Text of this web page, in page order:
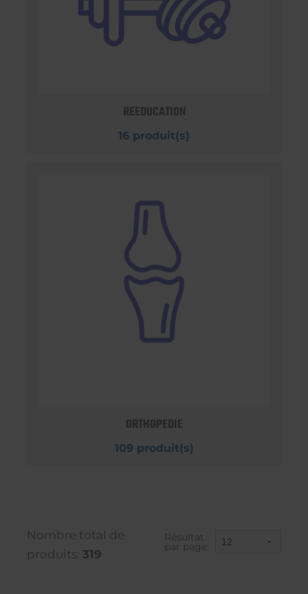
REEDUCATION
16 produit(s)
ORTHOPEDIE
109 produit(s)
Nombre total de
produits: 319
Résultat
par page: